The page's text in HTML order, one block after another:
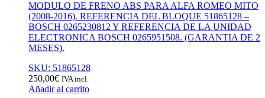
MODULO DE FRENO ABS PARA ALFA ROMEO MITO
(2008-2016). REFERENCIA DEL BLOQUE 51865128 –
BOSCH 0265230812 Y REFERENCIA DE LA UNIDAD
ELECTRONICA BOSCH 0265951508. (GARANTIA DE 2
MESES).
SKU: 51865128
250,00€ IVA incl.
Añadir al carrito